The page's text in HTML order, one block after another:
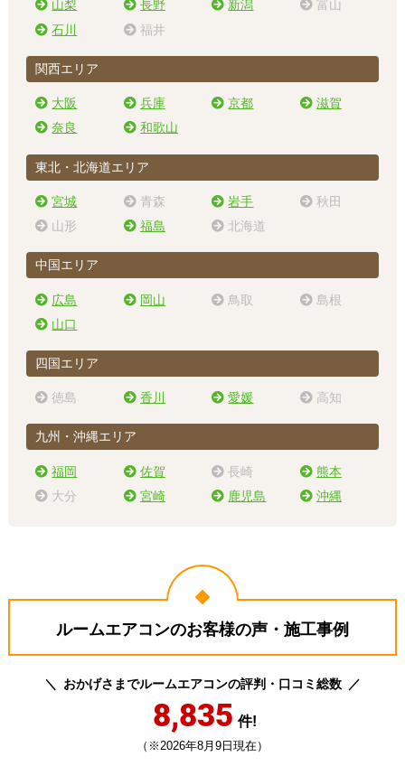
山梨 長野 新潟
富山
石川
福井
関西エリア
大阪 兵庫 京都
滋賀
奈良
和歌山
東北・北海道エリア
宮城 青森 岩手
秋田
山形
福島 北海道
中国エリア
広島 岡山 鳥取
島根
山口
四国エリア
徳島 香川 愛媛 高知
九州・沖縄エリア
福岡 佐賀 長崎
熊本
大分
宮崎 鹿児島 沖縄
ルームエアコンのお客様の声・施工事例
おかげさまでルームエアコンの評判・口コミ総数
8,835 件!
（※2026年8月9日現在）